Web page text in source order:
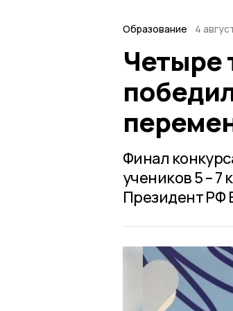
Образование 4
Четыре
Финал
учеников 5 –
Президент РФ